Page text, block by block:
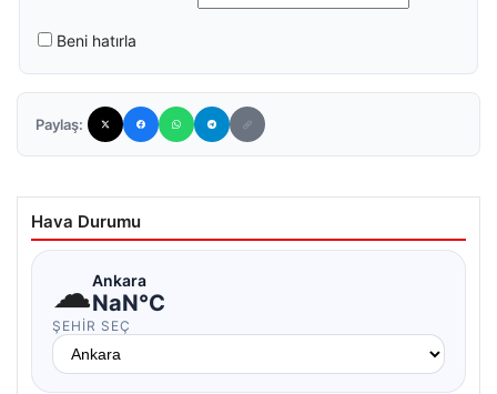
Beni hatırla
Paylaş:
Hava Durumu
☁Ankara
NaN°C
ŞEHIR SEÇ